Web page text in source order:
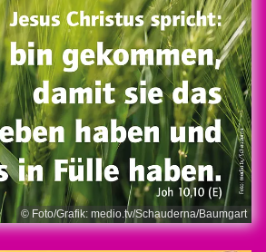
© Foto/Grafik: medio.tv/Schauderna/Baumgart